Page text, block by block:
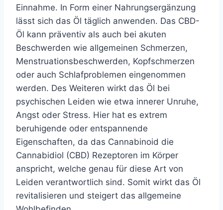
Einnahme. In Form einer Nahrungsergänzung
lässt sich das Öl täglich anwenden. Das CBD-
Öl kann präventiv als auch bei akuten
Beschwerden wie allgemeinen Schmerzen,
Menstruationsbeschwerden, Kopfschmerzen
oder auch Schlafproblemen eingenommen
werden. Des Weiteren wirkt das Öl bei
psychischen Leiden wie etwa innerer Unruhe,
Angst oder Stress. Hier hat es extrem
beruhigende oder entspannende
Eigenschaften, da das Cannabinoid die
Cannabidiol (CBD) Rezeptoren im Körper
anspricht, welche genau für diese Art von
Leiden verantwortlich sind. Somit wirkt das Öl
revitalisieren und steigert das allgemeine